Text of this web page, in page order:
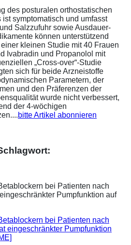
des posturalen orthostatischen
symptomatisch und umfasst
Salzzufuhr sowie Ausdauer-
können unterstützend
kleinen Studie mit 40 Frauen
Ivabradin und Propanolol mit
„Cross-over“-Studie
sich für beide Arzneistoffe
Parametern, der
und den Präferenzen der
wurde nicht verbessert,
der 4-wöchigen
bitte Artikel abonnieren
bei Patienten nach
eingeschränkter Pumpfunktion